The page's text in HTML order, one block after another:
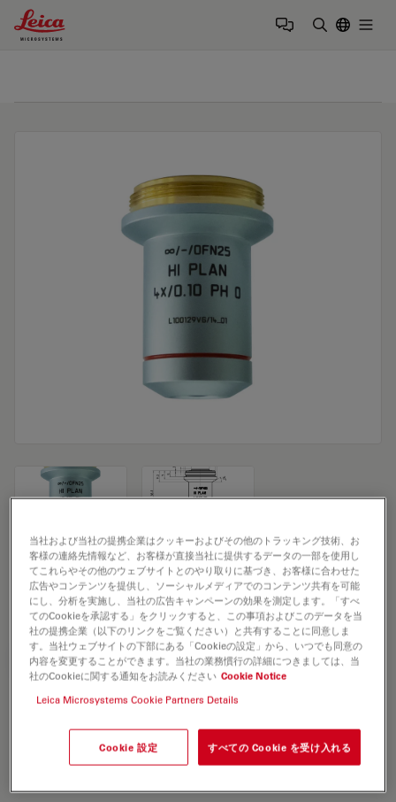
Leica Microsystems Logo
Microscope Objective HI PLAN 4x/0,10
PH0
見積依頼
Discover the perfect solution. Explore
our
Objective Finder, compare
alternatives, and find the best fit for
当社および当社の提携企業はクッキーおよびその他のトラッキング技術、お
客様の連絡先情報など、お客様が直接当社に提供するデータの一部を使用し
てこれらやその他のウェブサイトとのやり取りに基づき、お客様に合わせた
広告やコンテンツを提供し、ソーシャルメディアでのコンテンツ共有を可能
にし、分析を実施し、当社の広告キャンペーンの効果を測定します。「すべ
てのCookieを承認する」をクリックすると、この事項およびこのデータを当
社の提携企業（以下のリンクをご覧ください）と共有することに同意しま
す。当社ウェブサイトの下部にある「Cookieの設定」から、いつでも同意の
内容を変更することができます。当社の業務慣行の詳細につきましては、当
社のCookieに関する通知をお読みください Cookie Notice
Leica Microsystems Cookie Partners Details
Cookie 設定 すべての Cookie を受け入れる